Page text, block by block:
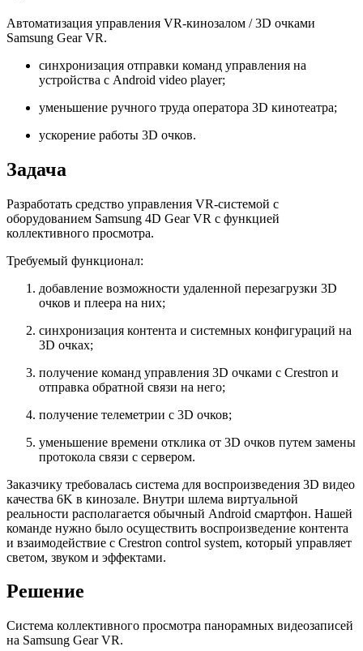
Автоматизация управления VR-кинозалом / 3D очками
Samsung Gear VR.
синхронизация отправки команд управления на
устройства с Android video player;
уменьшение ручного труда оператора 3D кинотеатра;
ускорение работы 3D очков.
Задача
Разработать средство управления VR-системой с
оборудованием Samsung 4D Gear VR с функцией
коллективного просмотра.
Требуемый функционал:
добавление возможности удаленной перезагрузки 3D
очков и плеера на них;
синхронизация контента и системных конфигураций на
3D очках;
получение команд управления 3D очками с Crestron и
отправка обратной связи на него;
получение телеметрии с 3D очков;
уменьшение времени отклика от 3D очков путем замены
протокола связи с сервером.
Заказчику требовалась система для воспроизведения 3D видео
качества 6K в кинозале. Внутри шлема виртуальной
реальности располагается обычный Android смартфон. Нашей
команде нужно было осуществить воспроизведение контента
и взаимодействие с Crestron control system, который управляет
светом, звуком и эффектами.
Решение
Система коллективного просмотра панорамных видеозаписей
на Samsung Gear VR.